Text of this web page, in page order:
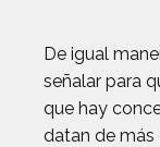
De igual
señalar para
que hay
datan de más